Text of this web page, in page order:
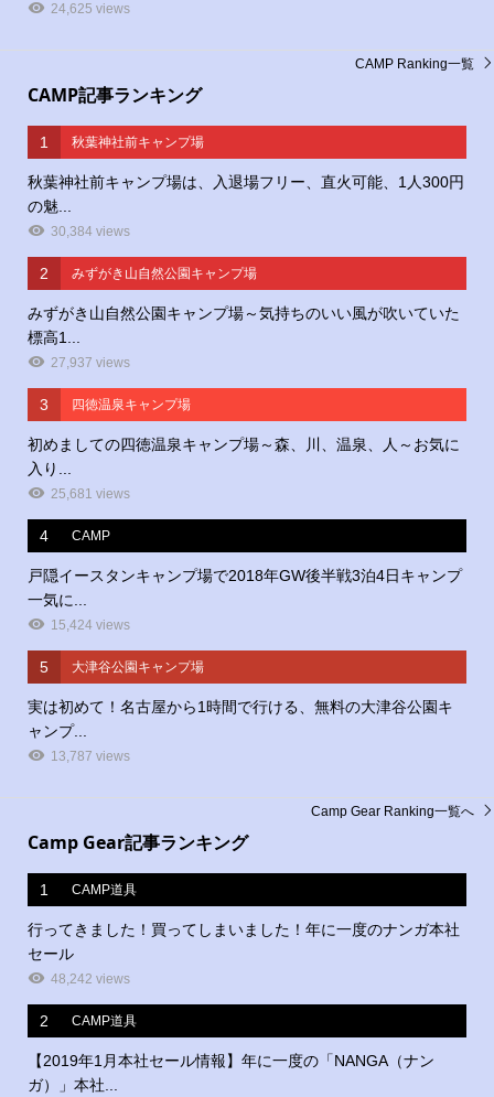
24,625 views
CAMP記事ランキング
1 秋葉神社前キャンプ場
秋葉神社前キャンプ場は、入退場フリー、直火可能、1人300円
の魅...
30,384 views
2 みずがき山自然公園キャンプ場
みずがき山自然公園キャンプ場～気持ちのいい風が吹いていた
標高1...
27,937 views
3 四徳温泉キャンプ場
初めましての四徳温泉キャンプ場～森、川、温泉、人～お気に
入り...
25,681 views
4 CAMP
戸隠イースタンキャンプ場で2018年GW後半戦3泊4日キャンプ
一気に...
15,424 views
5 大津谷公園キャンプ場
実は初めて！名古屋から1時間で行ける、無料の大津谷公園キ
ャンプ...
13,787 views
CAMP Ranking一覧
Camp Gear記事ランキング
1 CAMP道具
行ってきました！買ってしまいました！年に一度のナンガ本社
セール
48,242 views
2 CAMP道具
【2019年1月本社セール情報】年に一度の「NANGA（ナン
ガ）」本社...
Camp Gear Ranking一覧へ